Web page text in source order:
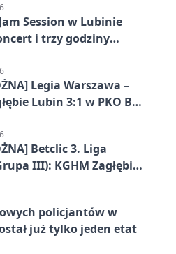
Session w Lubinie
i trzy godziny
Legia Warszawa –
Lubin 3:1 w PKO BP
ale wracają bez
Betclic 3. Liga
III): KGHM Zagłębie
policjantów w
już tylko jeden etat